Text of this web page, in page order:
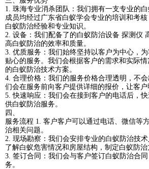
1. 珠海专业消杀团队：我们拥有一支专业的
成员均经过广东省白蚁学会专业的培训和考
白蚁防治经验和专业知识。
2. 设备：我们配备了的白蚁防治设备 探测仪
高白蚁防治的效率和质量。
3. 优质服务：我们始终坚持以客户为中心，为
贴心的服务。我们会根据客户的需求和实际
的白蚁防治技术方案。
4. 合理价格：我们的服务价格合理透明，不
们会在服务前向客户提供详细的报价，让客户
5. 快速响应：我们会在接到客户的电话后，
供白蚁防治服务。
四、
服务流程 1. 客户客户可以通过电话、微信等
治相关问题。
2. 现场勘察：我们会安排专业的白蚁防治技术
了解白蚁危害情况和房屋结构，制定白蚁防治
3. 签订合同：我们会与客户签订白蚁防治合
务。